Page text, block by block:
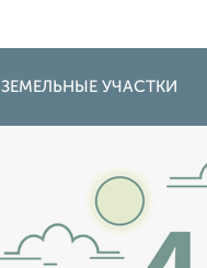
ЗЕМЕЛЬНЫЕ УЧАСТКИ